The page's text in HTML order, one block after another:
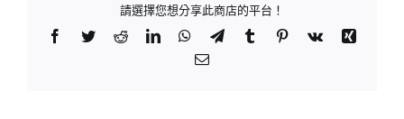
請選擇您想分享此商店的平台！
Facebook
TwitterRedditLinkedInWhatsApp
TelegramTumblr Pinterest
Vk
Xing
Email: